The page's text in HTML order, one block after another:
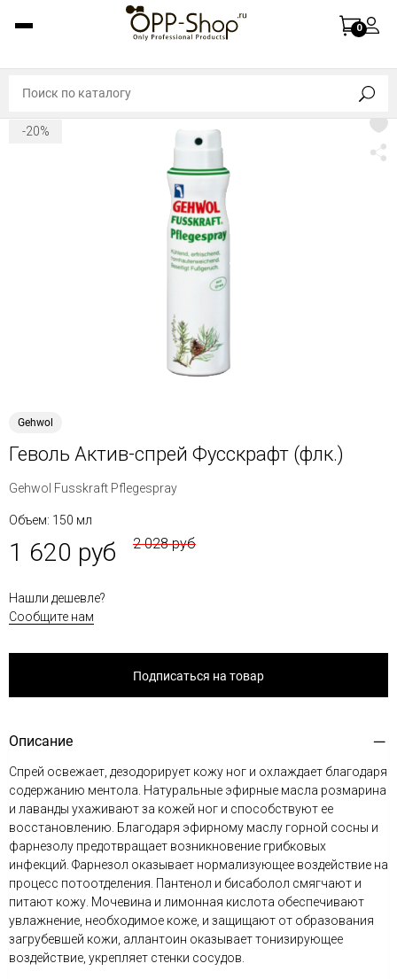
0
-20%
Gehwol
Геволь Актив-спрей Фусскрафт (флк.)
Gehwol Fusskraft Pflegespray
Объем: 150 мл
1 620 руб 2 028 руб
Нашли дешевле?
Сообщите нам
Подписаться на товар
Описание
Спрей освежает, дезодорирует кожу ног и охлаждает благодаря
содержанию ментола. Натуральные эфирные масла розмарина
и лаванды ухаживают за кожей ног и способствуют ее
восстановлению. Благодаря эфирному маслу горной сосны и
фарнезолу предотвращает возникновение грибковых
инфекций. Фарнезол оказывает нормализующее воздействие на
процесс потоотделения. Пантенол и бисаболол смягчают и
питают кожу. Мочевина и лимонная кислота обеспечивают
увлажнение, необходимое коже, и защищают от образования
загрубевшей кожи, аллантоин оказывает тонизирующее
воздействие, укрепляет стенки сосудов.